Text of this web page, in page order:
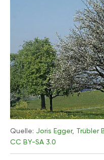
Quelle: Joris Egger, Trübler
CC BY-SA 3.0